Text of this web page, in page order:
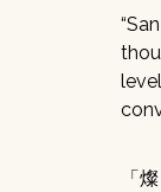
「